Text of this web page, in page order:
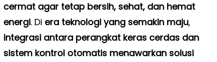
cermat agar tetap bersih, sehat, dan hemat
energi. Di era teknologi yang semakin maju,
integrasi antara perangkat keras cerdas dan
sistem kontrol otomatis menawarkan solusi